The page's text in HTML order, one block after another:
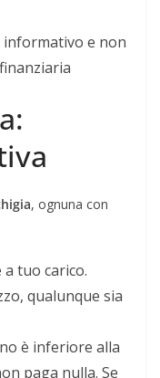
informativo e non
, ognuna con
a tuo carico.
qualunque sia
è inferiore alla
paga nulla. Se